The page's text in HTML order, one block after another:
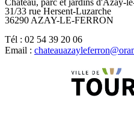
Château, parc et jardins d'Azay-
31/33 rue Hersent-Luzarche
36290 AZAY-LE-FERRON
Tél : 02 54 39 20 06
Email :